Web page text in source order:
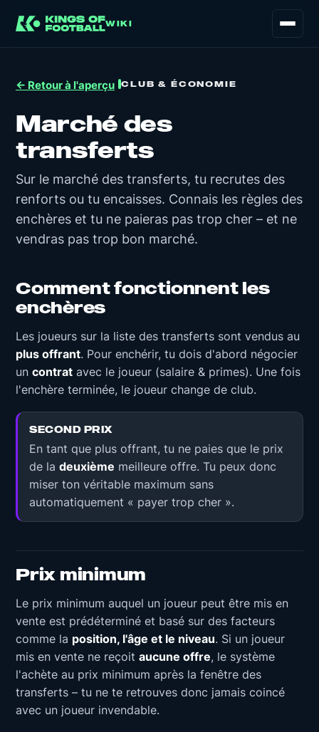
WIKI
← Retour à l'aperçu CLUB & ÉCONOMIE
Marché des
transferts
Sur le marché des transferts, tu recrutes des
renforts ou tu encaisses. Connais les règles des
enchères et tu ne paieras pas trop cher – et ne
vendras pas trop bon marché.
Comment fonctionnent les
enchères
Les joueurs sur la liste des transferts sont vendus au
plus offrant. Pour enchérir, tu dois d'abord négocier
un contrat avec le joueur (salaire & primes). Une fois
l'enchère terminée, le joueur change de club.
SECOND PRIX
En tant que plus offrant, tu ne paies que le prix
de la deuxième meilleure offre. Tu peux donc
miser ton véritable maximum sans
automatiquement « payer trop cher ».
Prix minimum
Le prix minimum auquel un joueur peut être mis en
vente est prédéterminé et basé sur des facteurs
comme la position, l'âge et le niveau. Si un joueur
mis en vente ne reçoit aucune offre, le système
l'achète au prix minimum après la fenêtre des
transferts – tu ne te retrouves donc jamais coincé
avec un joueur invendable.